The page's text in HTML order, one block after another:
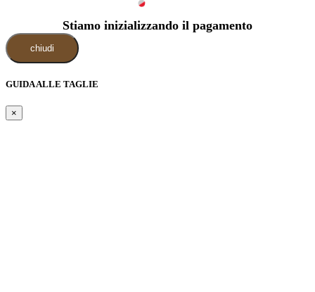
Stiamo inizializzando il pagamento
chiudi
GUIDA ALLE TAGLIE
×